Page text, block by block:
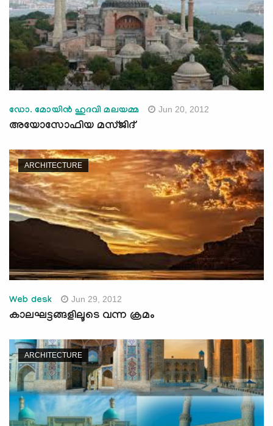
ഡോ. മോയിന്‍ ഹുദവി മലയമ്മ Jun 20, 2012
അയോസോഫിയ മസ്ജിദ്‌
ARCHITECTURE
Web desk Jun 29, 2012
കാലഘട്ടങ്ങളിലൂടെ വന്ന ക്രമം
ARCHITECTURE